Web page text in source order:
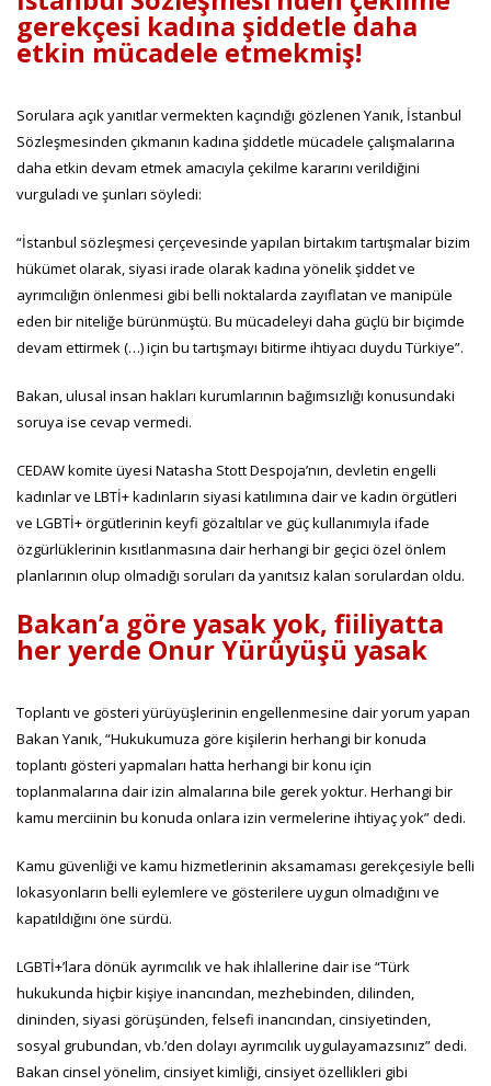
gerekçesi kadına şiddetle daha
etkin mücadele etmekmiş!
Sorulara açık yanıtlar vermekten kaçındığı gözlenen Yanık, İstanbul
Sözleşmesinden çıkmanın kadına şiddetle mücadele çalışmalarına
daha etkin devam etmek amacıyla çekilme kararını verildiğini
vurguladı ve şunları söyledi:
“İstanbul sözleşmesi çerçevesinde yapılan birtakım tartışmalar bizim
hükümet olarak, siyasi irade olarak kadına yönelik şiddet ve
ayrımcılığın önlenmesi gibi belli noktalarda zayıflatan ve manipüle
eden bir niteliğe bürünmüştü. Bu mücadeleyi daha güçlü bir biçimde
devam ettirmek (…) için bu tartışmayı bitirme ihtiyacı duydu Türkiye”.
Bakan, ulusal insan hakları kurumlarının bağımsızlığı konusundaki
soruya ise cevap vermedi.
CEDAW komite üyesi Natasha Stott Despoja’nın, devletin engelli
kadınlar ve LBTİ+ kadınların siyasi katılımına dair ve kadın örgütleri
ve LGBTİ+ örgütlerinin keyfi gözaltılar ve güç kullanımıyla ifade
özgürlüklerinin kısıtlanmasına dair herhangi bir geçici özel önlem
planlarının olup olmadığı soruları da yanıtsız kalan sorulardan oldu.
Bakan’a göre yasak yok, fiiliyatta
her yerde Onur Yürüyüşü yasak
Toplantı ve gösteri yürüyüşlerinin engellenmesine dair yorum yapan
Bakan Yanık, “Hukukumuza göre kişilerin herhangi bir konuda
toplantı gösteri yapmaları hatta herhangi bir konu için
toplanmalarına dair izin almalarına bile gerek yoktur. Herhangi bir
kamu merciinin bu konuda onlara izin vermelerine ihtiyaç yok” dedi.
Kamu güvenliği ve kamu hizmetlerinin aksamaması gerekçesiyle belli
lokasyonların belli eylemlere ve gösterilere uygun olmadığını ve
kapatıldığını öne sürdü.
LGBTİ+’lara dönük ayrımcılık ve hak ihlallerine dair ise “Türk
hukukunda hiçbir kişiye inancından, mezhebinden, dilinden,
dininden, siyasi görüşünden, felsefi inancından, cinsiyetinden,
sosyal grubundan, vb.’den dolayı ayrımcılık uygulayamazsınız” dedi.
Bakan cinsel yönelim, cinsiyet kimliği, cinsiyet özellikleri gibi